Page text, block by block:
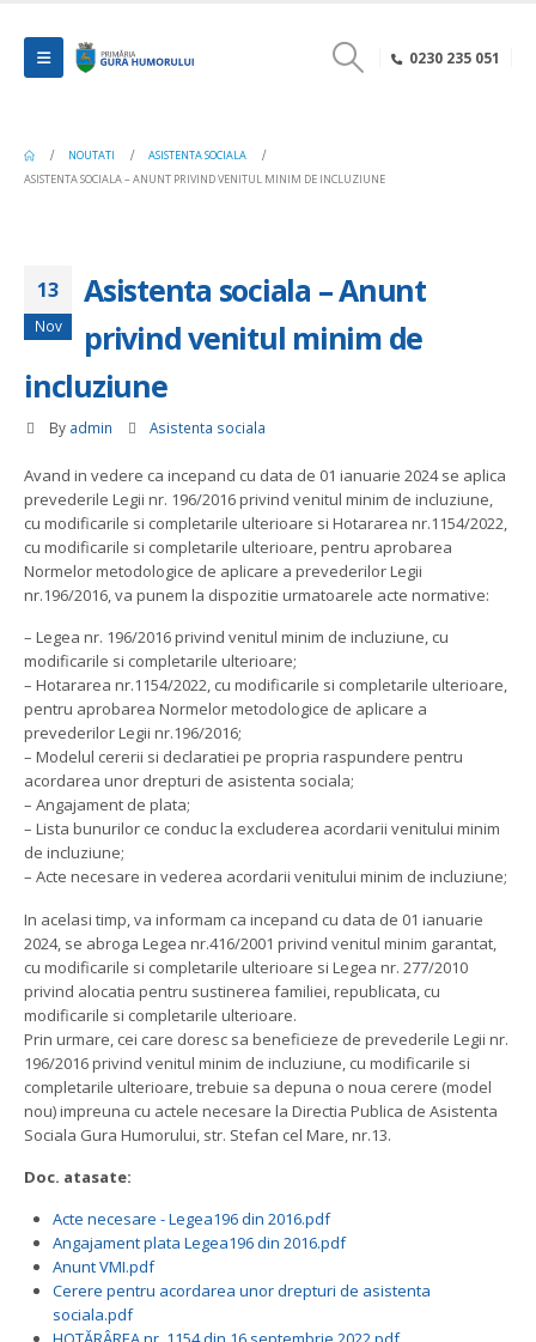
0230 235 051
NOUTATI
ASISTENTA SOCIALA
ASISTENTA SOCIALA – ANUNT PRIVIND VENITUL MINIM DE INCLUZIUNE
13
Nov
Asistenta sociala – Anunt
privind venitul minim de
incluziune
By admin Asistenta sociala
Avand in vedere ca incepand cu data de 01 ianuarie 2024 se aplica
prevederile Legii nr. 196/2016 privind venitul minim de incluziune,
cu modificarile si completarile ulterioare si Hotararea nr.1154/2022,
cu modificarile si completarile ulterioare, pentru aprobarea
Normelor metodologice de aplicare a prevederilor Legii
nr.196/2016, va punem la dispozitie urmatoarele acte normative:
– Legea nr. 196/2016 privind venitul minim de incluziune, cu
modificarile si completarile ulterioare;
– Hotararea nr.1154/2022, cu modificarile si completarile ulterioare,
pentru aprobarea Normelor metodologice de aplicare a
prevederilor Legii nr.196/2016;
– Modelul cererii si declaratiei pe propria raspundere pentru
acordarea unor drepturi de asistenta sociala;
– Angajament de plata;
– Lista bunurilor ce conduc la excluderea acordarii venitului minim
de incluziune;
– Acte necesare in vederea acordarii venitului minim de incluziune;
In acelasi timp, va informam ca incepand cu data de 01 ianuarie
2024, se abroga Legea nr.416/2001 privind venitul minim garantat,
cu modificarile si completarile ulterioare si Legea nr. 277/2010
privind alocatia pentru sustinerea familiei, republicata, cu
modificarile si completarile ulterioare.
Prin urmare, cei care doresc sa beneficieze de prevederile Legii nr.
196/2016 privind venitul minim de incluziune, cu modificarile si
completarile ulterioare, trebuie sa depuna o noua cerere (model
nou) impreuna cu actele necesare la Directia Publica de Asistenta
Sociala Gura Humorului, str. Stefan cel Mare, nr.13.
Doc. atasate:
Acte necesare - Legea196 din 2016.pdf
Angajament plata Legea196 din 2016.pdf
Anunt VMI.pdf
Cerere pentru acordarea unor drepturi de asistenta
sociala.pdf